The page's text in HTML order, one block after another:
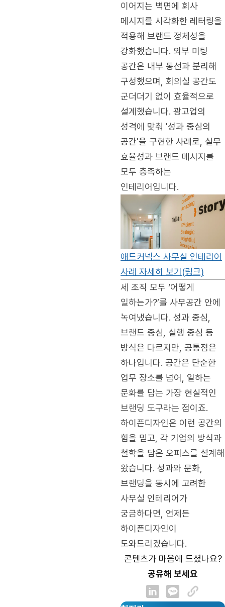
이어지는 벽면에 회사
메시지를 시각화한 레터링을
적용해 브랜드 정체성을
강화했습니다. 외부 미팅
공간은 내부 동선과 분리해
구성했으며, 회의실 공간도
군더더기 없이 효율적으로
설계했습니다. 광고업의
성격에 맞춰 '성과 중심의
공간'을 구현한 사례로, 실무
효율성과 브랜드 메시지를
모두 충족하는
인테리어입니다.
애드커넥스 사무실 인테리어
사례 자세히 보기(링크)
세 조직 모두 ‘어떻게
일하는가?’를 사무공간 안에
녹여냈습니다. 성과 중심,
브랜드 중심, 실행 중심 등
방식은 다르지만, 공통점은
하나입니다. 공간은 단순한
업무 장소를 넘어, 일하는
문화를 담는 가장 현실적인
브랜딩 도구라는 점이죠.
하이픈디자인은 이런 공간의
힘을 믿고, 각 기업의 방식과
철학을 담은 오피스를 설계해
왔습니다. 성과와 문화,
브랜딩을 동시에 고려한
사무실 인테리어가
궁금하다면, 언제든
하이픈디자인이
도와드리겠습니다.
콘텐츠가 마음에 드셨나요?
공유해 보세요